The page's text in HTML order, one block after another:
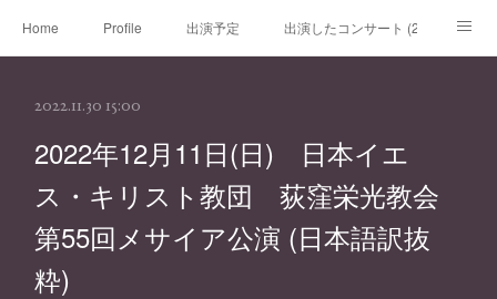
Home Profile 出演予定 出演したコンサート (2020年～)
2022.11.30 15:00
2022年12月11日(日) 日本イエ
ス・キリスト教団 荻窪栄光教会
第55回メサイア公演 (日本語訳抜
粋)